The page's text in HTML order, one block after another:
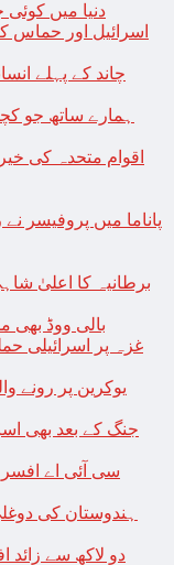
دنیا میں
اسرائیل اور حماس
ہمارے ساتھ جو
اقوام متحدہ کی
برطانیہ کا اعلیٰ
بالی ووڈ
غزہ پر اسرائیلی
یوکرین پر رونے
جنگ کے بعد بھی
سی آئی اے
ہندوستان کی
دو لاکھ سے زائد